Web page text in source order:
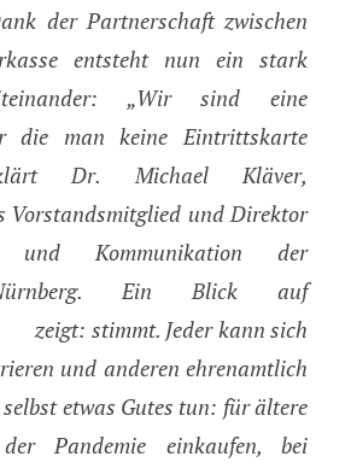
der Partnerschaft zwischen
entsteht nun ein stark
„Wir sind eine
die man keine Eintrittskarte
Dr. Michael Kläver,
Vorstandsmitglied und Direktor
und Kommunikation der
Ein Blick auf
zeigt: stimmt. Jeder kann sich
und anderen ehrenamtlich
etwas Gutes tun: für ältere
Pandemie einkaufen, bei